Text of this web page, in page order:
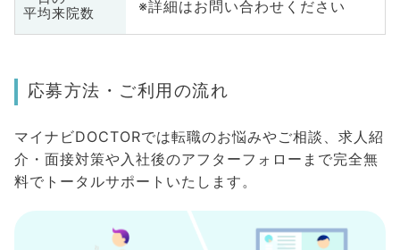
平均来院数
※詳細はお問い合わせください
応募方法・ご利用の流れ
マイナビDOCTORでは転職のお悩みやご相談、求人紹
介・面接対策や入社後のアフターフォローまで完全無
料でトータルサポートいたします。